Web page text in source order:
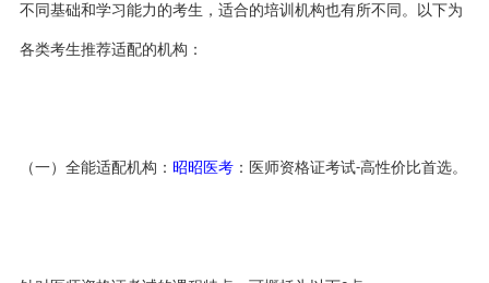
不同基础和学习能力的考生，适合的培训机构也有所不同。以下为
各类考生推荐适配的机构：
（一）全能适配机构： 昭昭医考：医师资格证考试-高性价比首选。